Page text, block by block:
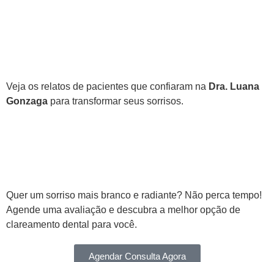
Veja os relatos de pacientes que confiaram na Dra. Luana
Gonzaga para transformar seus sorrisos.
Quer um sorriso mais branco e radiante? Não perca tempo!
Agende uma avaliação e descubra a melhor opção de
clareamento dental para você.
Agendar Consulta Agora